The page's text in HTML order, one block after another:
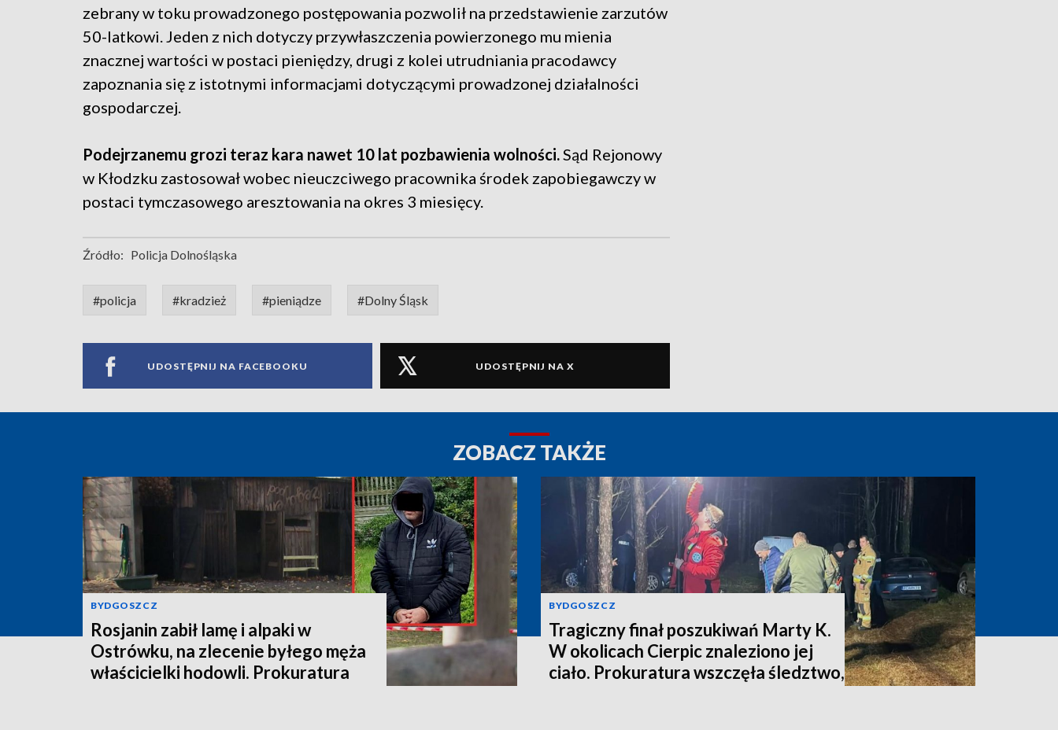
zebrany w toku prowadzonego postępowania pozwolił na przedstawienie zarzutów
50-latkowi. Jeden z nich dotyczy przywłaszczenia powierzonego mu mienia
znacznej wartości w postaci pieniędzy, drugi z kolei utrudniania pracodawcy
zapoznania się z istotnymi informacjami dotyczącymi prowadzonej działalności
gospodarczej.
Podejrzanemu grozi teraz kara nawet 10 lat pozbawienia wolności.Sąd Rejonowy
w Kłodzku zastosował wobec nieuczciwego pracownika środek zapobiegawczy w
postaci tymczasowego aresztowania na okres 3 miesięcy.
Źródło: Policja Dolnośląska
#policja #kradzież #pieniądze #Dolny Śląsk
UDOSTĘPNIJ NA FACEBOOKU UDOSTĘPNIJ NA X
ZOBACZ TAKŻE
BYDGOSZCZ
Rosjanin zabił lamę i alpaki w
Ostrówku, na zlecenie byłego męża
właścicielki hodowli. Prokuratura
BYDGOSZCZ
Tragiczny finał poszukiwań Marty K.
W okolicach Cierpic znaleziono jej
ciało. Prokuratura wszczęła śledztwo,